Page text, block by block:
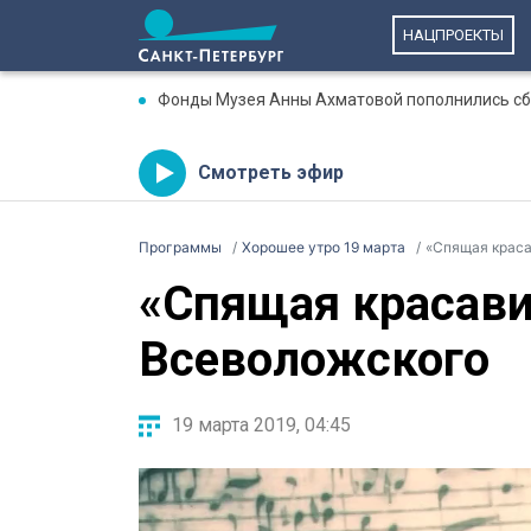
НАЦПРОЕКТЫ
Фонды Музея Анны Ахматовой пополнились
Смотреть эфир
Программы Хорошее утро 19 марта «Спящая
«Спящая
Всеволожского
19 марта 2019, 04:45